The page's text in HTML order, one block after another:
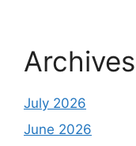
Archives
July 2026
June 2026